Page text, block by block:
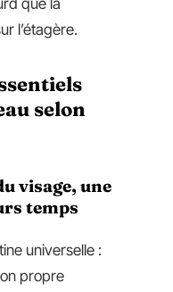
l’étagère.
selon
visage, une
temps
universelle :
propre